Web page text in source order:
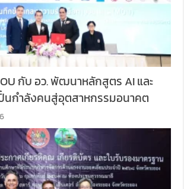
กับ อว. พัฒนาหลักสูตร AI และ
นกำลังคนสู่อุตสาหกรรมอนาคต